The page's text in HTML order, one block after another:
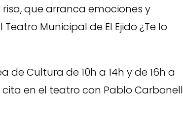
que arranca emociones y
Municipal de El Ejido ¿Te lo
de Cultura de 10h a 14h y de 16h a
cita en el teatro con Pablo Carbonell